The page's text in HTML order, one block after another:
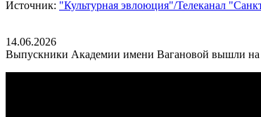
Источник: "Культурная эвлоюция"/Телеканал
14.06.2026
Выпускники Академии имени Вагановой вышли на